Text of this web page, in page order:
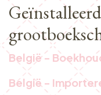
België -
België -